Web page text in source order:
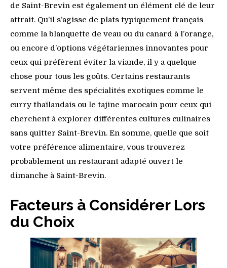
de Saint-Brevin est également un élément clé de leur
attrait. Qu’il s’agisse de plats typiquement français
comme la blanquette de veau ou du canard à l’orange,
ou encore d’options végétariennes innovantes pour
ceux qui préfèrent éviter la viande, il y a quelque
chose pour tous les goûts. Certains restaurants
servent même des spécialités exotiques comme le
curry thaïlandais ou le tajine marocain pour ceux qui
cherchent à explorer différentes cultures culinaires
sans quitter Saint-Brevin. En somme, quelle que soit
votre préférence alimentaire, vous trouverez
probablement un restaurant adapté ouvert le
dimanche à Saint-Brevin.
Facteurs à Considérer Lors
du Choix